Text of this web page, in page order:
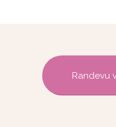
Randevu